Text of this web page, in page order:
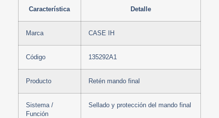
Característica Detalle
Marca CASE IH
Código 135292A1
Producto Retén mando final
Sistema /
Función
Sellado y protección del mando final